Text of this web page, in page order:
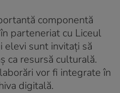
componentă
parteneriat cu Liceul
elevi sunt invitați să
ca resursă culturală.
vor fi integrate în
digitală.